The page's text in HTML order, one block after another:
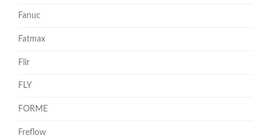
Fanuc
Fatmax
Flir
FLY
FORME
Freflow